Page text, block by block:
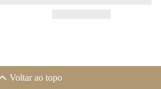
Voltar ao topo